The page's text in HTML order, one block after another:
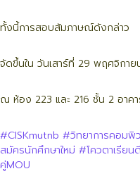
ทั้งนี้การสอบสัมภาษณ์ดังกล่าว
จัดขึ้นใน วันเสาร์ที่ 29 พฤศจิกา
ณ ห้อง 223 และ 216 ชั้น 2 อาค
#CISKmutnb #วิทยาการคอมพิ
สมัครนักศึกษาใหม่ #โควตาเรียนดี
คู่MOU